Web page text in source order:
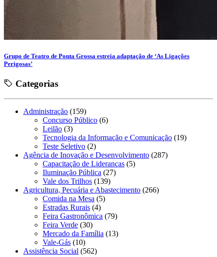
Grupo de Teatro de Ponta Grossa estreia adaptação de ‘As Ligações
Perigosas’
Categorias
Administração (159)
Concurso Público (6)
Leilão (3)
Tecnologia da Informação e Comunicação (19)
Teste Seletivo (2)
Agência de Inovação e Desenvolvimento (287)
Capacitação de Lideranças (5)
Iluminação Pública (27)
Vale dos Trilhos (139)
Agricultura, Pecuária e Abastecimento (266)
Comida na Mesa (5)
Estradas Rurais (4)
Feira Gastronômica (79)
Feira Verde (30)
Mercado da Família (13)
Vale-Gás (10)
Assistência Social (562)